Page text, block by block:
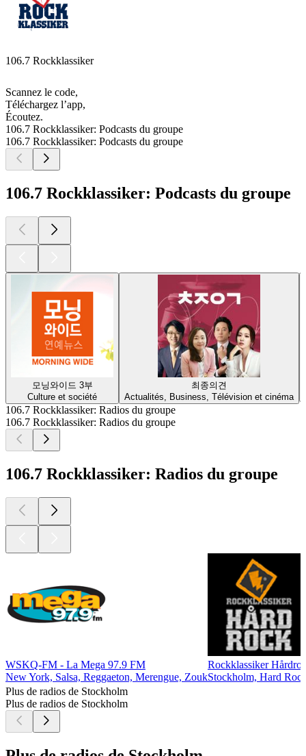
106.7 Rockklassiker
Scannez le code,
Téléchargez l’app,
Écoutez.
106.7 Rockklassiker: Podcasts du groupe
106.7 Rockklassiker: Podcasts du groupe
106.7 Rockklassiker: Podcasts du groupe
모닝와이드 3부
Culture et société
최종의견
Actualités, Business, Télévision et cinéma
106.7 Rockklassiker: Radios du groupe
106.7 Rockklassiker: Radios du groupe
106.7 Rockklassiker: Radios du groupe
WSKQ-FM - La Mega 97.9 FM
New York, Salsa, Reggaeton, Merengue, Zouk
Rockklassiker
Stockholm, Hard
Plus de radios de Stockholm
Plus de radios de Stockholm